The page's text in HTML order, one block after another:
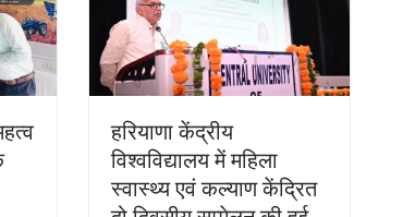
हरियाणा केंद्रीय
विश्वविद्यालय में महिला
स्वास्थ्य एवं कल्याण केंद्रित